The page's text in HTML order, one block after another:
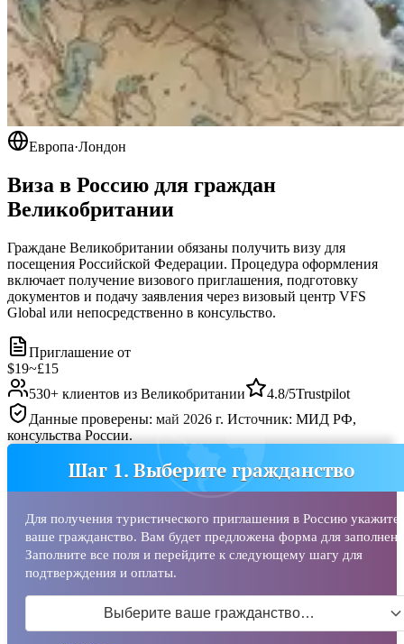
Европа·Лондон
Виза в Россию для граждан
Великобритании
Граждане Великобритании обязаны получить визу для
посещения Российской Федерации. Процедура оформления
включает получение визового приглашения, подготовку
документов и подачу заявления через визовый центр VFS
Global или непосредственно в консульство.
Приглашение от
$19~£15
530+ клиентов из Великобритании 4.8/5Trustpilot
Данные проверены: май 2026 г. Источник: МИД РФ,
консульства России.
Шаг 1. Выберите гражданство
Для получения туристического приглашения в Россию укажите
ваше гражданство. Вам будет предложена форма для
Заполните все поля и перейдите к следующему шагу для
подтверждения и оплаты.
Выберите ваше гражданство…